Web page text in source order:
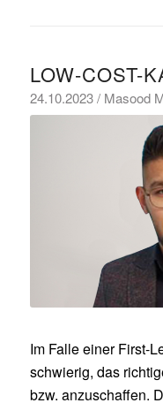
LOW-COST-
24.10.2023 / Masood
Im Falle einer First-
schwierig, das
bzw. anzuschaffen.